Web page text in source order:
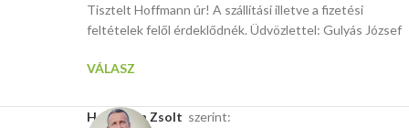
Tisztelt Hoffmann úr! A szállítási illetve a fizetési
feltételek felől érdeklődnék. Üdvözlettel: Gulyás József
VÁLASZ
Hoffmann Zsolt szerint: